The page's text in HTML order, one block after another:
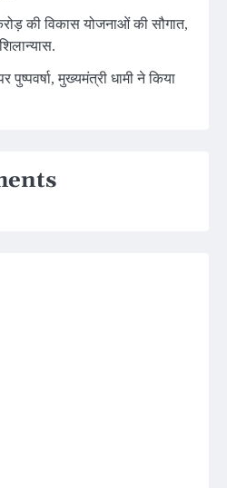
की विकास योजनाओं की सौगात,
पुष्पवर्षा, मुख्यमंत्री धामी ने किया